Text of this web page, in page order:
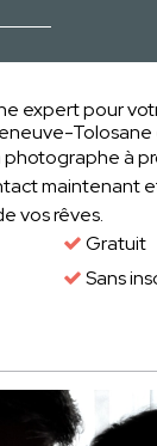
expert pour
photographe à
maintenant
vos rêves.
Gratuit
Sans